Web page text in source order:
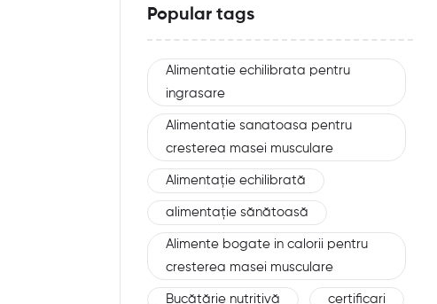
Popular tags
Alimentatie echilibrata pentru
ingrasare
Alimentatie sanatoasa pentru
cresterea masei musculare
Alimentație echilibrată
alimentație sănătoasă
Alimente bogate in calorii pentru
cresterea masei musculare
Bucătărie nutritivă certificari